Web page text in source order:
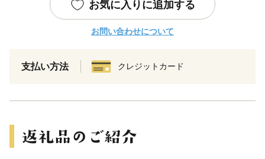
お気に入りに追加する
お問い合わせについて
支払い方法 クレジットカード